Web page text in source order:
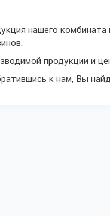
нашего
продукции и
к нам, Вы